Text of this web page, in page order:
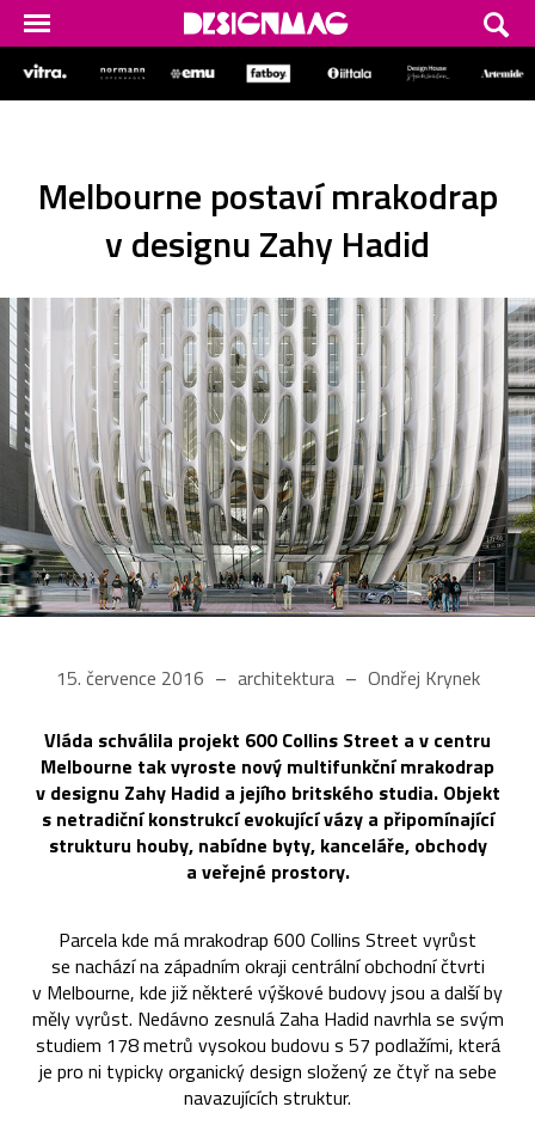
Melbourne postaví mrakodrap
v designu Zahy Hadid
15. července 2016 architektura Ondřej Krynek
Vláda schválila projekt 600 Collins Street a v centru
Melbourne tak vyroste nový multifunkční mrakodrap
v designu Zahy Hadid a jejího britského studia. Objekt
s netradiční konstrukcí evokující vázy a připomínající
strukturu houby, nabídne byty, kanceláře, obchody
a veřejné prostory.
Parcela kde má mrakodrap 600 Collins Street vyrůst
se nachází na západním okraji centrální obchodní čtvrti
v Melbourne, kde již některé výškové budovy jsou a další by
měly vyrůst. Nedávno zesnulá Zaha Hadid navrhla se svým
studiem 178 metrů vysokou budovu s 57 podlažími, která
je pro ni typicky organický design složený ze čtyř na sebe
navazujících struktur.